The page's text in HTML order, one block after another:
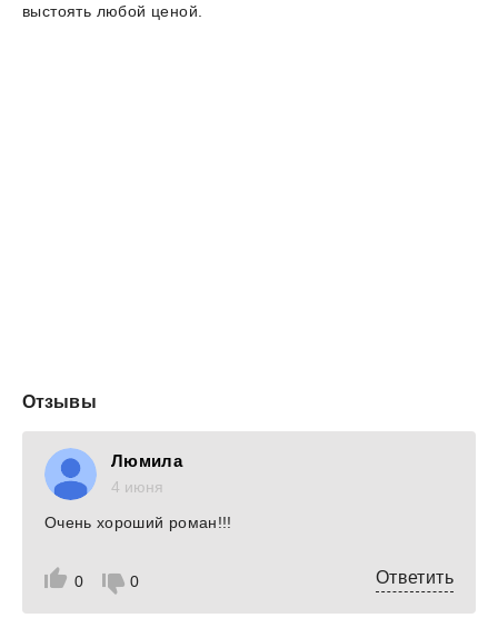
выстоять любой ценой.
Отзывы
Люмила
4 июня
0 0
Очень хороший роман!!!
Ответить